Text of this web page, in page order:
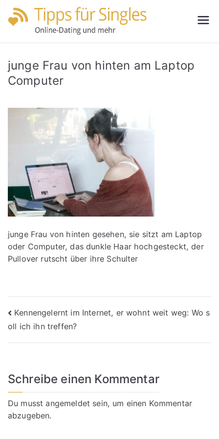
Zum
Inhalt
für
junge Frau von hinten am Laptop
Computer
junge Frau von hinten gesehen, sie sitzt am Laptop
oder Computer, das dunkle Haar hochgesteckt, der
Pullover rutscht über ihre Schulter
Beitragsnavigation
Kennengelernt im Internet, er wohnt weit weg: Wo s
oll ich ihn treffen?
Schreibe einen Kommentar
Du musstangemeldet sein, um einen Kommentar
abzugeben.